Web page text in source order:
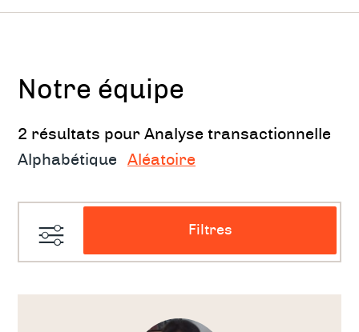
des signes de reconnaissance et les
Il existe quatre champs d'application de
l'A.T. : Psychothérapie - Education -
Organisation - Guidance.
L'analyse transactionnelle est basée sur les
Notre équipe
2 résultats pour Analyse transactionnelle
Alphabétique
Aléatoire
Filtres
Voir